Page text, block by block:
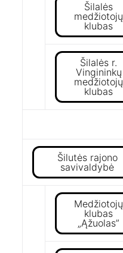
Šilalės
medžiotojų
klubas
Šilalės r.
Vingininkų
medžiotojų
klubas
Šilutės rajono
savivaldybė
Medžiotojų
klubas
„Ąžuolas”